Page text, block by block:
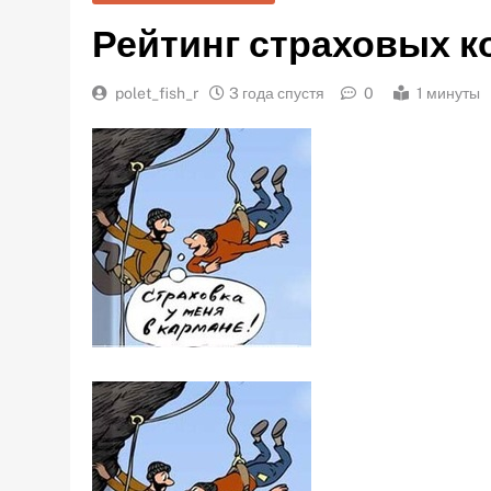
Рейтинг страховых
polet_fish_r 3 года спустя 0 1 минуты